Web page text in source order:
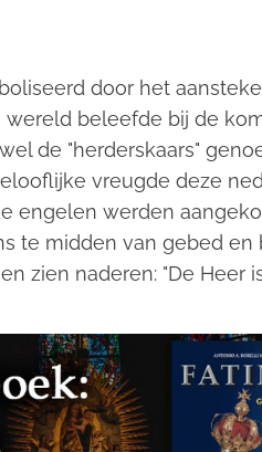
door het
beleefde bij de
de "herderskaars"
vreugde deze
engelen werden
te midden van gebed
zien naderen: "De Heer